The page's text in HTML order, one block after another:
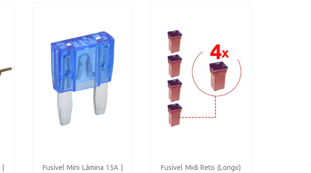
Fusível Mini Lâmina 15A |
Fusível Midi Reto (Longo)